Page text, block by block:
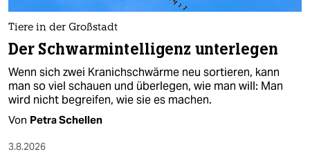
nord
wahrheit
verlag
verlag
Tiere in der Großstadt
Der Schwarmintelligenz unterlegen
Wenn sich zwei Kranichschwärme neu sortieren, kann
man so viel schauen und überlegen, wie man will: Man
wird nicht begreifen, wie sie es machen.
Von Petra Schellen
3.8.2026